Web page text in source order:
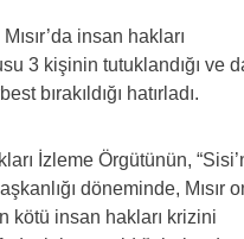
insan hakları
3 kişinin tutuklandığı ve
bırakıldığı hatırladı.
İzleme Örgütünün,
döneminde, Mısır
kötü insan hakları krizini